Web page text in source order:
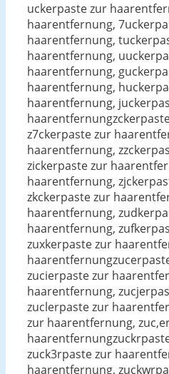
uckerpaste zur
haarentfernung,
haarentfernung,
haarentfernung,
haarentfernung,
haarentfernung,
haarentfernung,
z7ckerpaste zur
haarentfernung,
zickerpaste zur
haarentfernung,
zkckerpaste zur
haarentfernung,
haarentfernung,
zuxkerpaste zur
zucierpaste zur
haarentfernung,
zuclerpaste zur
zur haarentfernung,
zuck3rpaste zur
haarentfernung,